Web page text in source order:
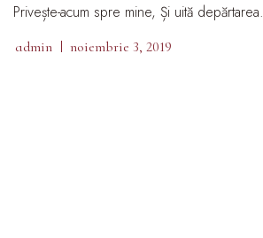
Privește-acum spre mine, Și uită depărtarea.
admin noiembrie 3, 2019